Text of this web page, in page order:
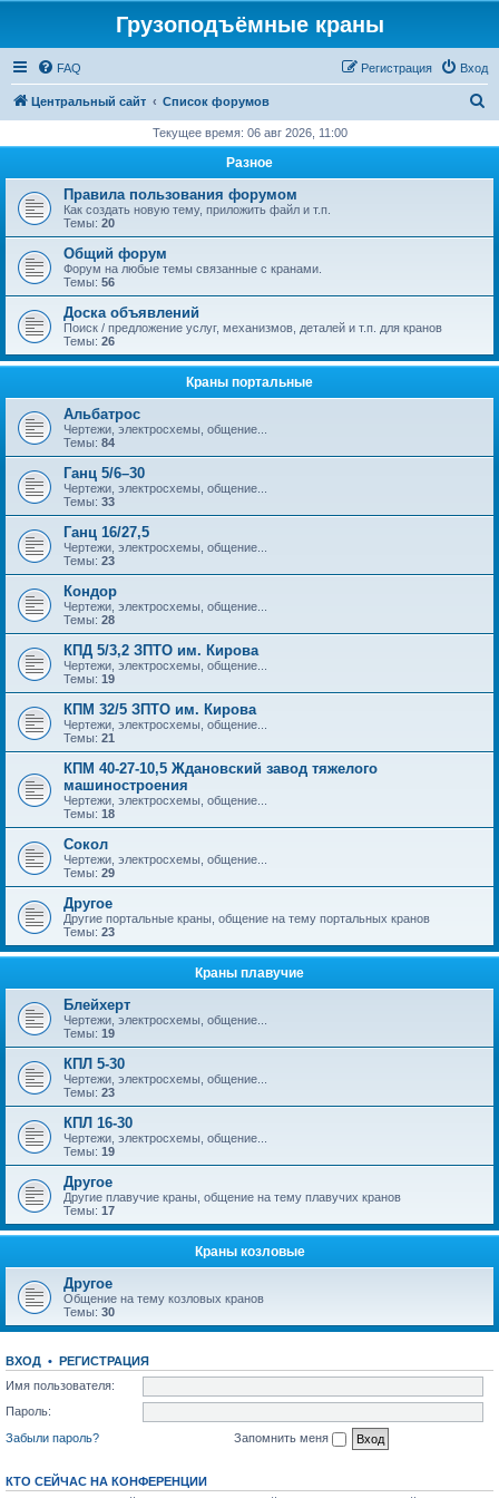
Грузоподъёмные краны
FAQ Вход
Регистрация
Центральный сайт Список форумов
с
Текущее время: 06 авг 2026, 11:00
Разное
Правила пользования форумом
Как создать новую тему, приложить файл и т.п.
Темы: 20
Общий форум
Форум на любые темы связанные с кранами.
Темы: 56
Доска объявлений
Поиск / предложение услуг, механизмов, деталей и т.п. для кранов
Темы: 26
Краны портальные
Альбатрос
Чертежи, электросхемы, общение...
Темы: 84
Ганц 5/6–30
Чертежи, электросхемы, общение...
Темы: 33
Ганц 16/27,5
Чертежи, электросхемы, общение...
Темы: 23
Кондор
Чертежи, электросхемы, общение...
Темы: 28
КПД 5/3,2 ЗПТО им. Кирова
Чертежи, электросхемы, общение...
Темы: 19
КПМ 32/5 ЗПТО им. Кирова
Чертежи, электросхемы, общение...
Темы: 21
КПМ 40-27-10,5 Ждановский завод тяжелого
машиностроения
Чертежи, электросхемы, общение...
Темы: 18
Сокол
Чертежи, электросхемы, общение...
Темы: 29
Другое
Другие портальные краны, общение на тему портальных кранов
Темы: 23
Краны плавучие
Блейхерт
Чертежи, электросхемы, общение...
Темы: 19
КПЛ 5-30
Чертежи, электросхемы, общение...
Темы: 23
КПЛ 16-30
Чертежи, электросхемы, общение...
Темы: 19
Другое
Другие плавучие краны, общение на тему плавучих кранов
Темы: 17
Краны козловые
Другое
Общение на тему козловых кранов
Темы: 30
ВХОД • РЕГИСТРАЦИЯ
Имя пользователя:
Пароль:
Забыли пароль?
Запомнить меня
КТО СЕЙЧАС НА КОНФЕРЕНЦИИ